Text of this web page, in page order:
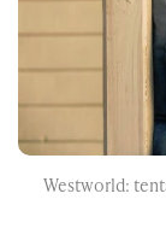
Westworld: